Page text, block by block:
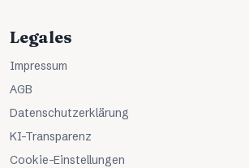
Legales
Impressum
AGB
Datenschutzerklärung
KI-Transparenz
Cookie-Einstellungen